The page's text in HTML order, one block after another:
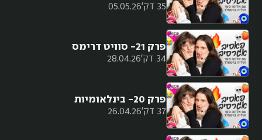
35 דק' 05.05.26
34 דק' 28.04.26
פרק 21- סוויט דרימס
37 דק' 26.04.26
פרק 20- בינלאומיות